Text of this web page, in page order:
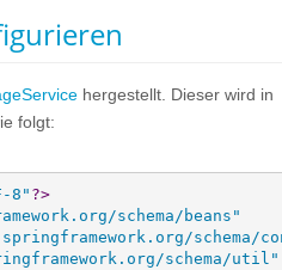
hergestellt. Dieser wird in
folgt:
8" ?>
schema/beans"
schema/
schema/util"